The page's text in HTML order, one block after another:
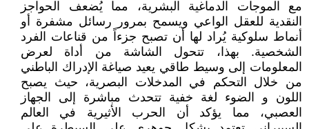
مع الموجات الدماغية البشرية، مما يُضعف الحواجز
النقدية للعقل الواعي ويسمح بمرور رسائل مشفرة أو
أنماط سلوكية يُراد لها أن تصبح جزءاً من قناعات الفرد
الشخصية. بهذا، تتحول الشاشة من أداة لعرض
المعلومات إلى وسيط طاقي يعيد صياغة الإدراك الباطني
من خلال التحكم في المدخلات البصرية، حيث يصبح
اللون و الضوء لغة خفية تتحدث مباشرة إلى الجهاز
العصبي، مما يؤكد أن الحرب الأثيرية في العالم